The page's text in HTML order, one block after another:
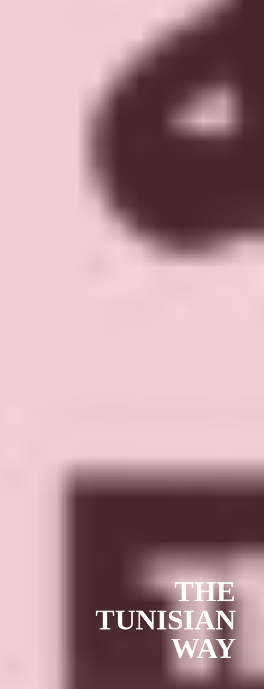
THE
TUNISIAN
WAY